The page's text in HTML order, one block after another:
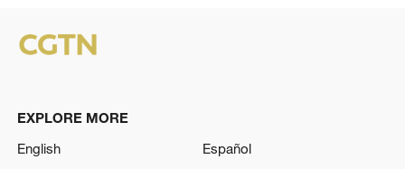
EXPLORE MORE
English
Español